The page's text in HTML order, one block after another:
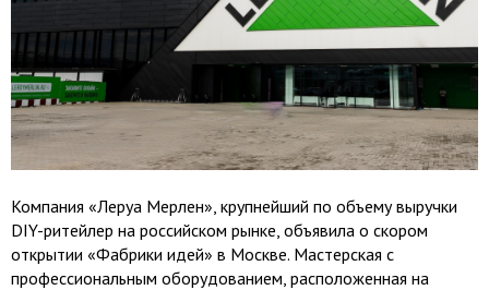
Компания «Леруа Мерлен», крупнейший по объему выручки
DIY-ритейлер на российском рынке, объявила о скором
открытии «Фабрики идей» в Москве. Мастерская с
профессиональным оборудованием, расположенная на